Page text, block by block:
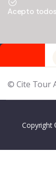
Acepto
© Cite Tour
Copyright